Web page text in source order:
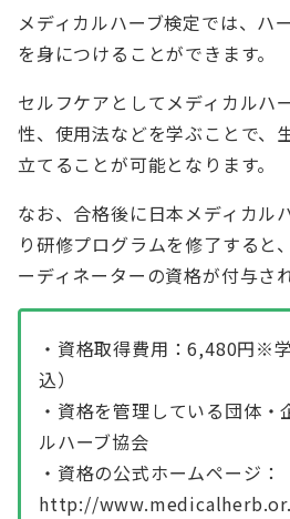
メディカルハーブ検定では、ハ
を身につけることができます。
セルフケアとしてメディカルハ
性、使用法などを学ぶことで、
立てることが可能となります。
なお、合格後に日本メディカル
り研修プログラムを修了すると
ーディネーターの資格が付与され
・資格取得費用：6,480円※
込）
・資格を管理している団体・
ルハーブ協会
・資格の公式ホームページ：
http://